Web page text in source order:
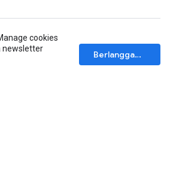
cookies
newsletter
Berlangganan